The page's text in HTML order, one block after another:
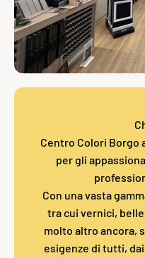
Centro Colori Borgo
per gli
Con una vasta
tra cui vernici,
molto altro ancora,
esigenze di tutti,